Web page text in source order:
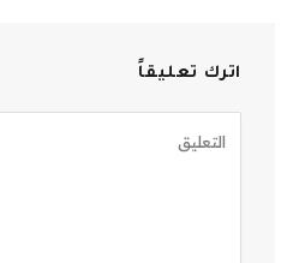
اترك تعليقاً